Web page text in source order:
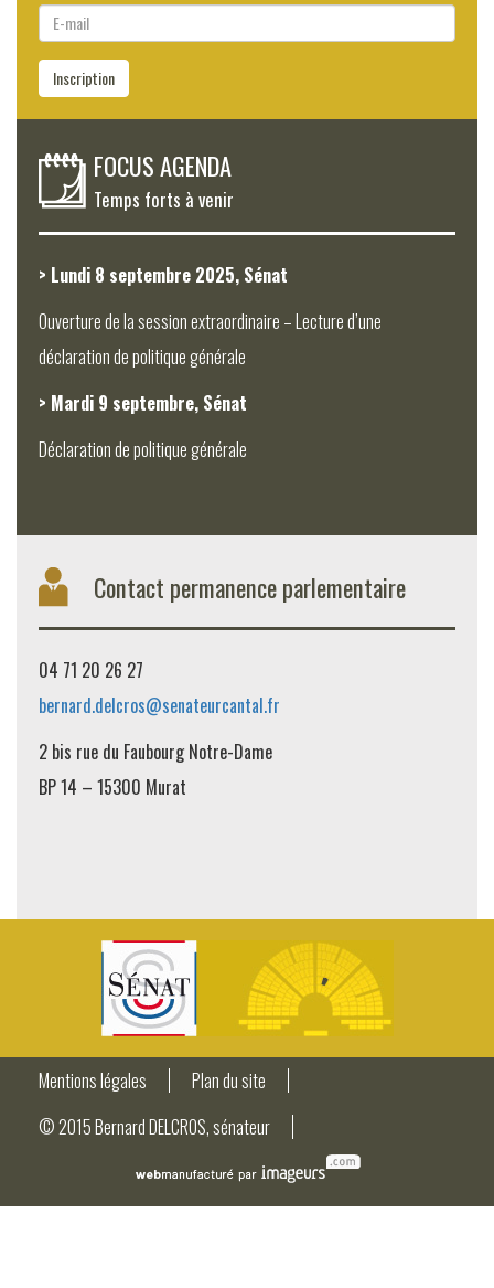
E-
mail
Inscription
FOCUS AGENDA
Temps forts à venir
> Lundi 8 septembre 2025, Sénat
Ouverture de la session extraordinaire – Lecture d’une
déclaration de politique générale
> Mardi 9 septembre, Sénat
Déclaration de politique générale
Contact permanence parlementaire
04 71 20 26 27
bernard.delcros@senateurcantal.fr
2 bis rue du Faubourg Notre-Dame
BP 14 – 15300 Murat
Mentions légales
Plan du site
© 2015 Bernard DELCROS, sénateur